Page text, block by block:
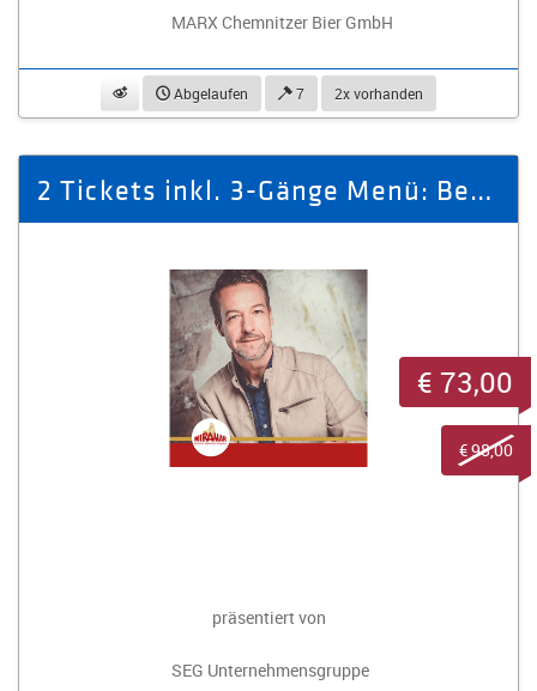
MARX Chemnitzer Bier GmbH
beobachtenAbgelaufen 7 2x vorhanden
2 Tickets inkl. 3-Gänge Menü: Beziehungsdialoge die den Kopf verdrehen
präsentiert von
SEG Unternehmensgruppe
€ 73,00
€ 98,00